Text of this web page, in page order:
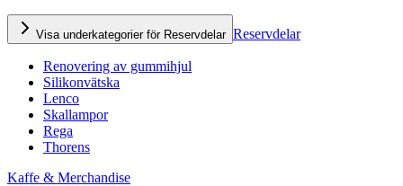
Visa underkategorier för Reservdelar Reservdelar
Renovering av gummihjul
Silikonvätska
Lenco
Skallampor
Rega
Thorens
Kaffe & Merchandise